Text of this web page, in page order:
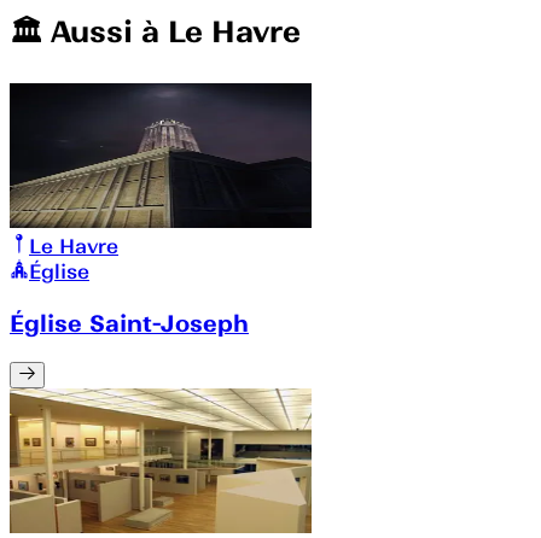
🏛️️ Aussi à Le Havre
Le Havre
Église
Église Saint-Joseph